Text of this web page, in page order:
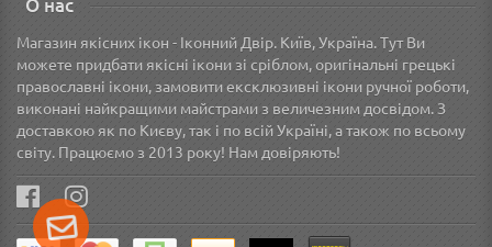
О нас
Магазин якісних ікон - Іконний Двір. Київ, Україна. Тут Ви
можете придбати якісні ікони зі сріблом, оригінальні грецькі
православні ікони, замовити ексклюзивні ікони ручної роботи,
виконані найкращими майстрами з величезним досвідом. З
доставкою як по Києву, так і по всій Україні, а також по всьому
світу. Працюємо з 2013 року! Нам довіряють!